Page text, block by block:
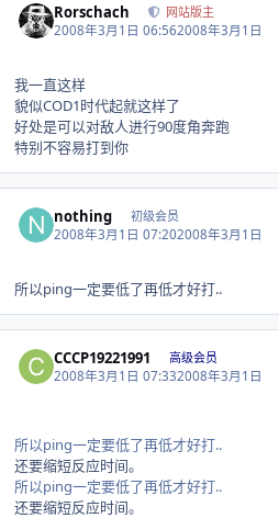
Rorschach 网站版主
2008年3月1日 06:562008年3月1日
我一直这样
貌似COD1时代起就这样了
好处是可以对敌人进行90度角奔跑
特别不容易打到你
nothing 初级会员
2008年3月1日 07:202008年3月1日
所以ping一定要低了再低才好打..
CCCP19221991 高级会员
2008年3月1日 07:332008年3月1日
所以ping一定要低了再低才好打..
还要缩短反应时间。
所以ping一定要低了再低才好打..
还要缩短反应时间。